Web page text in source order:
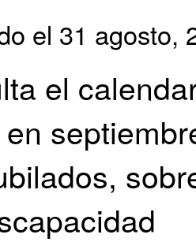
el 31 agosto,
el